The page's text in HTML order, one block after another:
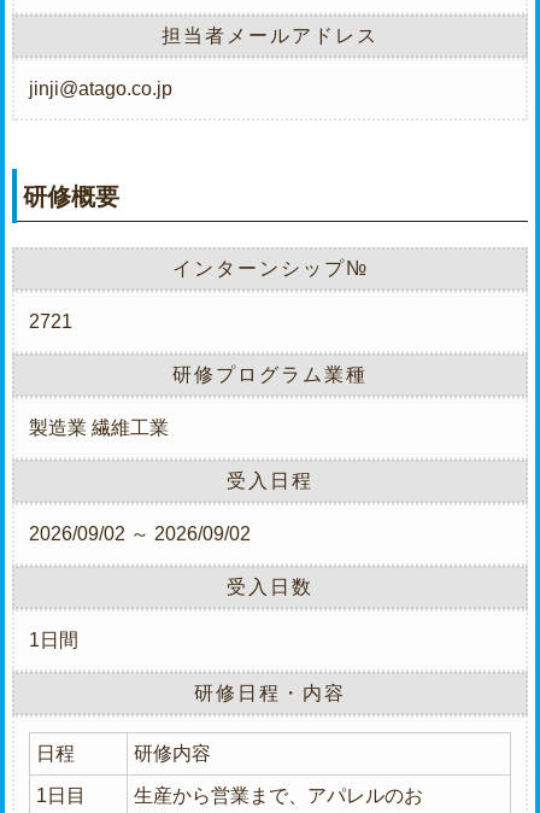
担当者メールアドレス
jinji@atago.co.jp
研修概要
インターンシップ№
2721
研修プログラム業種
製造業 繊維工業
受入日程
2026/09/02 ～ 2026/09/02
受入日数
1日間
研修日程・内容
日程 研修内容
1日目
生産から営業まで、アパレルのお